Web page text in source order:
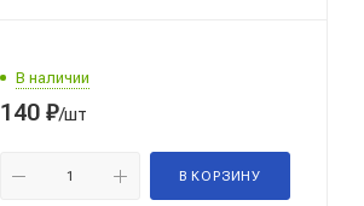
В наличии
140 ₽/шт
В КОРЗИНУ